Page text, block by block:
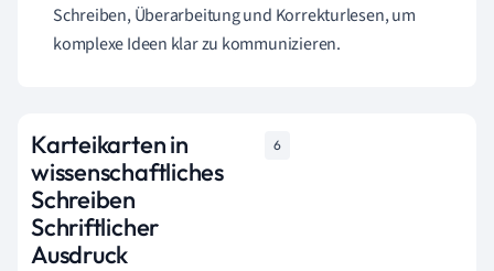
Schreiben, Überarbeitung und Korrekturlesen, um
komplexe Ideen klar zu kommunizieren.
Karteikarten in
wissenschaftliches
Schreiben
Schriftlicher
Ausdruck
6